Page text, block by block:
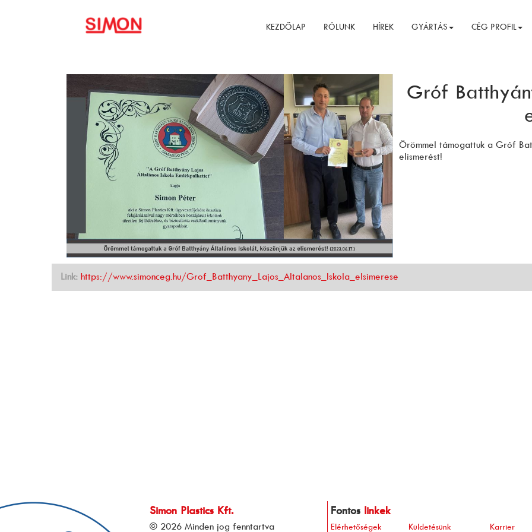
KEZDŐLAP RÓLUNK HÍREK GYÁRTÁS CÉG PROFIL
Gróf
Örömmel támogattuk a Gróf
elismerést!
Link: https://www.simonceg.hu/Grof_Batthyany_Lajos_Altalanos_Iskola_elsimerese
Simon Plastics Kft.
© 2026 Minden jog fenntartva
Fontos linkek
Elérhetőségek Küldetésünk Karrier